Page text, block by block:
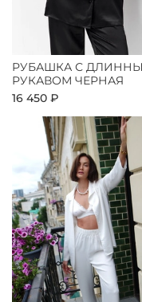
РУБАШКА С
РУКАВОМ ЧЕРНАЯ
16 450 ₽